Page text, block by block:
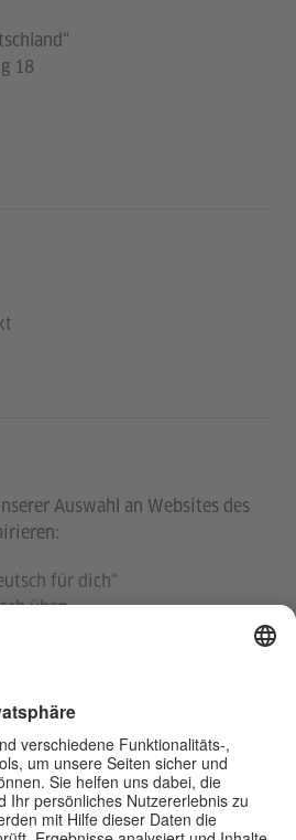
18
Auswahl an Websites des
für dich“
üben
Goethe-Instituts
möglichst viele Menschen